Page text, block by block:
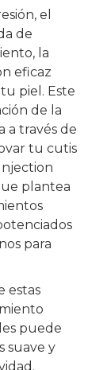
el
de
la
eficaz
piel. Este
de la
a través de
tu cutis
plantea
para
estas
puede
suave y